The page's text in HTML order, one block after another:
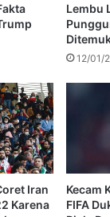
Lembu
12/01/
Iran
Karena
Kecam
FIFA